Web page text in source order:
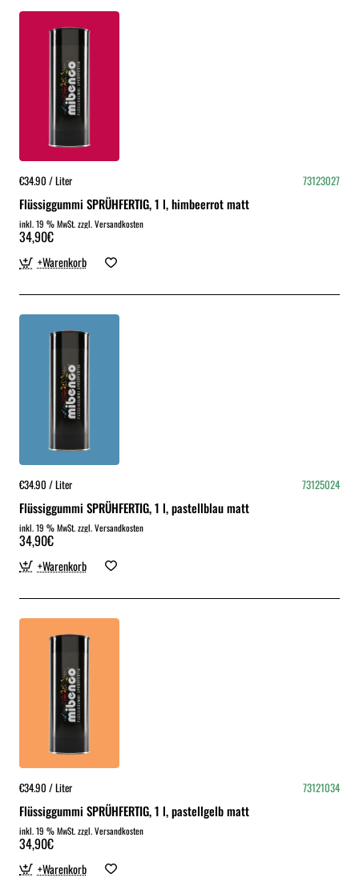
€34.90 / Liter 73123027
Flüssiggummi SPRÜHFERTIG, 1 l, himbeerrot matt
inkl. 19 % MwSt. zzgl. Versandkosten
34,90€
+Warenkorb
€34.90 / Liter 73125024
Flüssiggummi SPRÜHFERTIG, 1 l, pastellblau matt
inkl. 19 % MwSt. zzgl. Versandkosten
34,90€
+Warenkorb
€34.90 / Liter 73121034
Flüssiggummi SPRÜHFERTIG, 1 l, pastellgelb matt
inkl. 19 % MwSt. zzgl. Versandkosten
34,90€
+Warenkorb